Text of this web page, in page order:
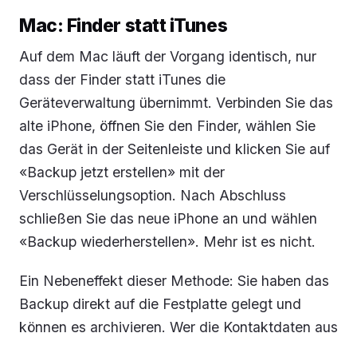
Mac: Finder statt iTunes
Auf dem Mac läuft der Vorgang identisch, nur
dass der Finder statt iTunes die
Geräteverwaltung übernimmt. Verbinden Sie das
alte iPhone, öffnen Sie den Finder, wählen Sie
das Gerät in der Seitenleiste und klicken Sie auf
«Backup jetzt erstellen» mit der
Verschlüsselungsoption. Nach Abschluss
schließen Sie das neue iPhone an und wählen
«Backup wiederherstellen». Mehr ist es nicht.
Ein Nebeneffekt dieser Methode: Sie haben das
Backup direkt auf die Festplatte gelegt und
können es archivieren. Wer die Kontaktdaten aus